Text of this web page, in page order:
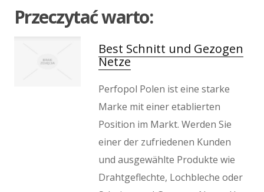
Restauracje, Catering
Adwokaci, Porady Prawne
Ślub i Wesele
Sprzątanie, Porządkowanie
Serwis
Inne Usługi
Odprężenie
Hotele i Noclegi
Podróże
Przeczytać warto:
Best Schnitt und Gezogen
Netze
Perfopol Polen ist eine starke
Marke mit einer etablierten
Position im Markt. Werden Sie
einer der zufriedenen Kunden
und ausgewählte Produkte wie
Drahtgeflechte, Lochbleche oder